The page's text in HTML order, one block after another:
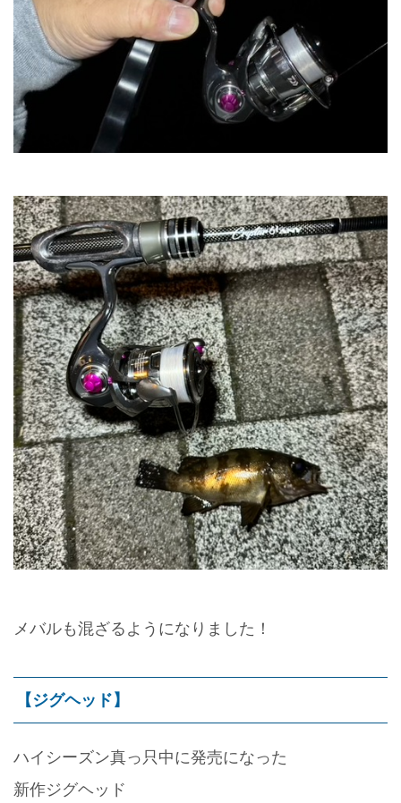
メバルも混ざるようになりました！
【ジグヘッド】
ハイシーズン真っ只中に発売になった
新作ジグヘッド